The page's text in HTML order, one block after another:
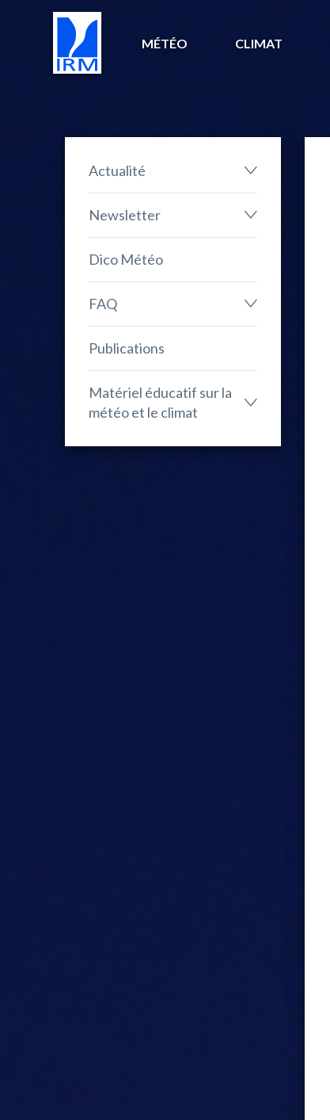
MÉTÉO CLIMAT
Actualité
Newsletter
Dico Météo
FAQ
Publications
Matériel éducatif sur la
météo et le climat